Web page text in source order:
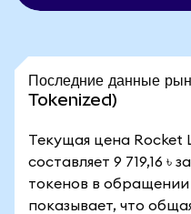
Последние данные
Tokenized)
Текущая цена Rocket
составляет 9 719,16 ৳
токенов в обращении
показывает, что